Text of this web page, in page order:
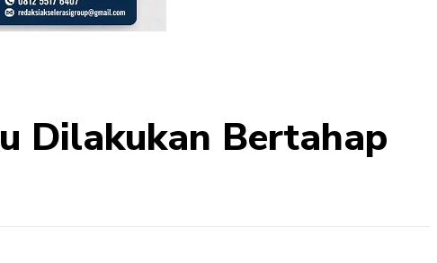
Dilakukan Bertahap